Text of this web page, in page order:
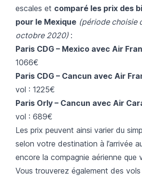
escales et comparé les prix des
pour le Mexique (période choisie
octobre 2020) :
Paris CDG – Mexico avec Air
1066€
Paris CDG – Cancun avec Air
vol : 1225€
Paris Orly – Cancun avec Air
vol : 689€
Les prix peuvent ainsi varier du
selon votre destination à l’arrivée
encore la compagnie aérienne que
Vous trouverez également des